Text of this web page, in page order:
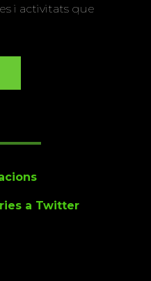
i activitats que
a Twitter